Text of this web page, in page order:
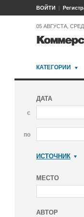
ВОЙТИ
05 АВГУСТА,
КАТЕГОРИИ
ДАТА
с
по
ИСТОЧНИК
МЕСТО
АВТОР